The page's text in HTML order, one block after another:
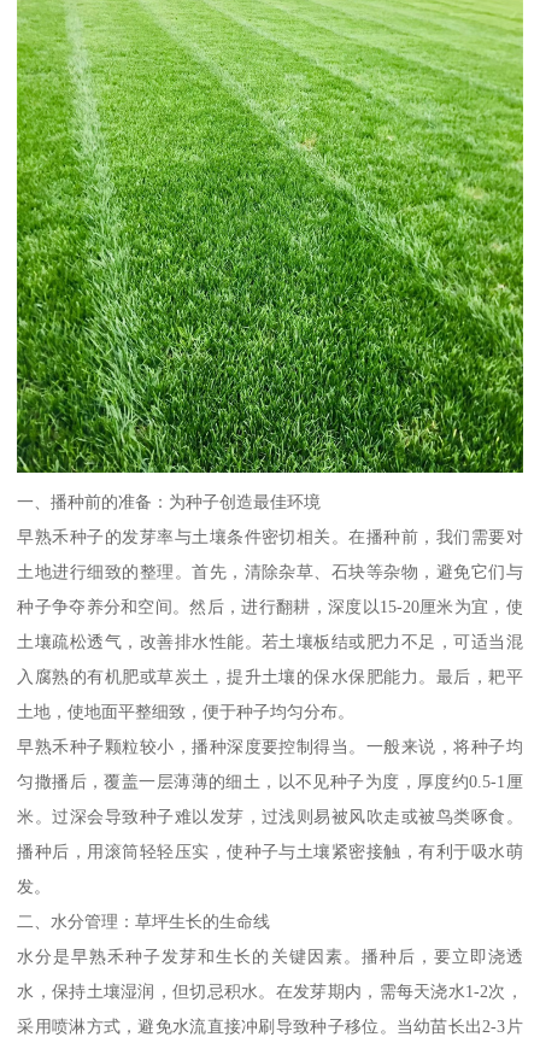
一、播种前的准备：为种子创造最佳环境
早熟禾种子的发芽率与土壤条件密切相关。在播种前，我们需要对
土地进行细致的整理。首先，清除杂草、石块等杂物，避免它们与
种子争夺养分和空间。然后，进行翻耕，深度以15-20厘米为宜，使
土壤疏松透气，改善排水性能。若土壤板结或肥力不足，可适当混
入腐熟的有机肥或草炭土，提升土壤的保水保肥能力。最后，耙平
土地，使地面平整细致，便于种子均匀分布。
早熟禾种子颗粒较小，播种深度要控制得当。一般来说，将种子均
匀撒播后，覆盖一层薄薄的细土，以不见种子为度，厚度约0.5-1厘
米。过深会导致种子难以发芽，过浅则易被风吹走或被鸟类啄食。
播种后，用滚筒轻轻压实，使种子与土壤紧密接触，有利于吸水萌
发。
二、水分管理：草坪生长的生命线
水分是早熟禾种子发芽和生长的关键因素。播种后，要立即浇透
水，保持土壤湿润，但切忌积水。在发芽期内，需每天浇水1-2次，
采用喷淋方式，避免水流直接冲刷导致种子移位。当幼苗长出2-3片